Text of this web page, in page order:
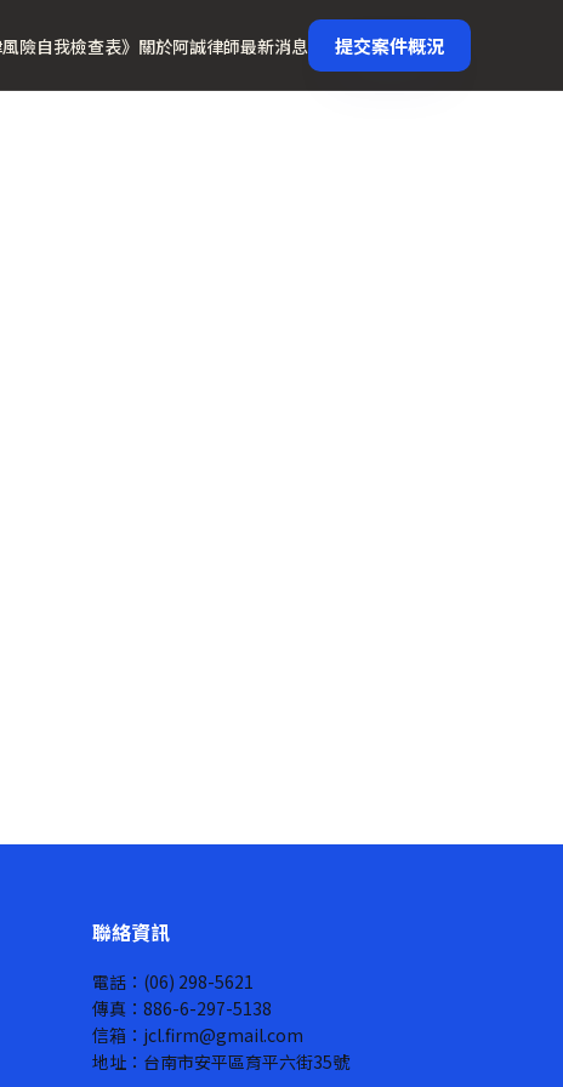
風險自我檢查表》 關於阿誠律師最新消息 提交案件概況
聯絡資訊
電話：(06) 298-5621
傳真：886-6-297-5138
信箱：jcl.firm@gmail.com
地址：台南市安平區育平六街35號